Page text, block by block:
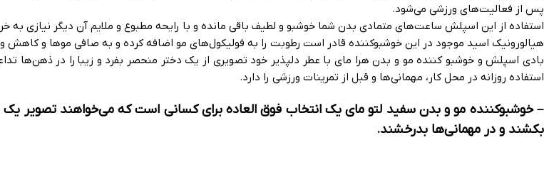
پس از فعالیت‌های ورزشی می‌شود.
استفاده از این اسپلش ساعت‌های متمادی بدن شما خوشبو و لطیف باقی مانده و با رایحه مطبوع و ملایم آن دیگر نیازی به
هیالورونیک اسید موجود در این خوشبوکننده قادر است رطوبت را به فولیکول‌های مو اضافه کرده و به صافی موها و
بادی اسپلش و خوشبو کننده مو و بدن هرا مای با عطر دلپذیر خود تصویری از یک دختر منحصر بفرد و زیبا را در
استفاده روزانه در محل کار، مهمانی‌ها و قبل از تمرینات ورزشی را دارد.
– خوشبوکننده مو و بدن سفید لتو مای یک انتخاب فوق العاده برای کسانی است که می‌خواهند تصویر
بکشند و در مهمانی‌ها بدرخشند.